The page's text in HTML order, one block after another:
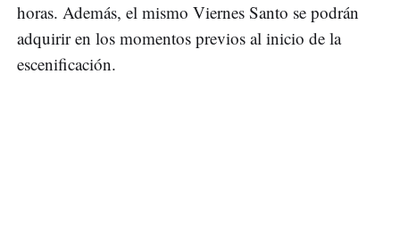
horas. Además, el mismo Viernes Santo se podrán
adquirir en los momentos previos al inicio de la
escenificación.